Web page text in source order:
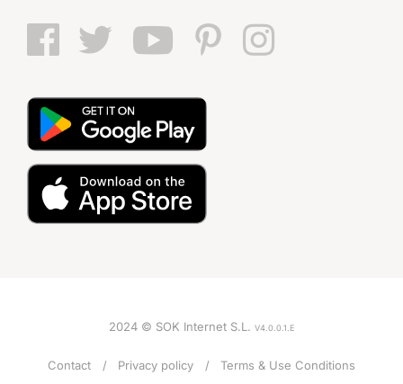
2024 © SOK Internet S.L. V4.0.0.1.E
Contact Privacy policy Terms & Use Conditions